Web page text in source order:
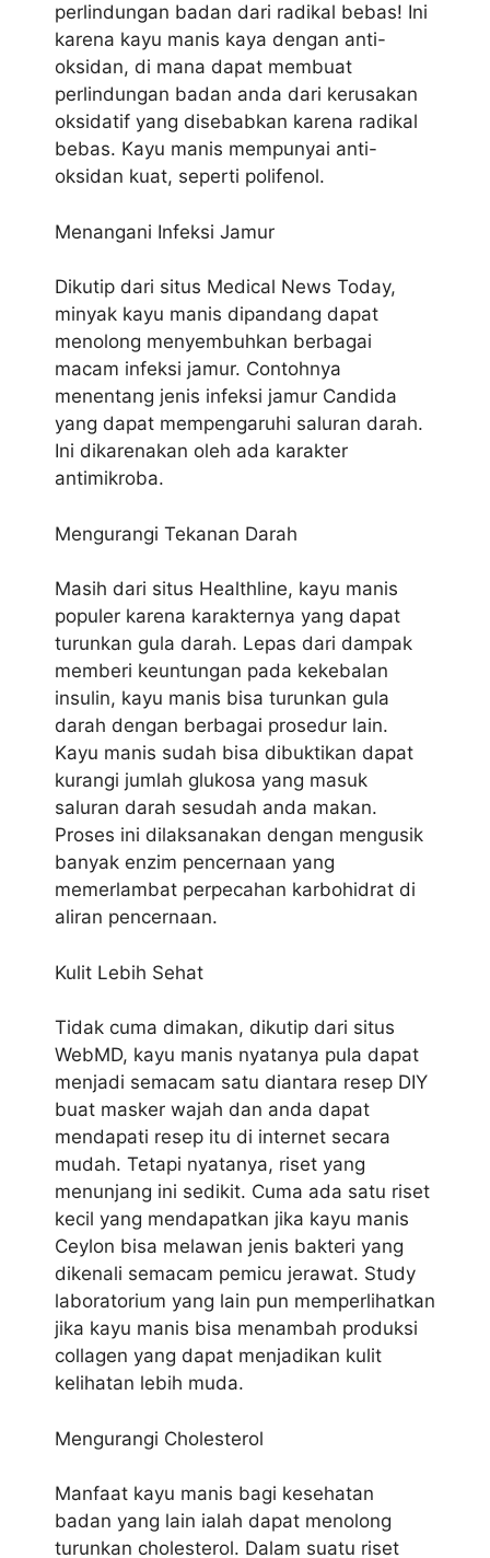
perlindungan badan dari radikal bebas! Ini
karena kayu manis kaya dengan anti-
oksidan, di mana dapat membuat
perlindungan badan anda dari kerusakan
oksidatif yang disebabkan karena radikal
bebas. Kayu manis mempunyai anti-
oksidan kuat, seperti polifenol.
Menangani Infeksi Jamur
Dikutip dari situs Medical News Today,
minyak kayu manis dipandang dapat
menolong menyembuhkan berbagai
macam infeksi jamur. Contohnya
menentang jenis infeksi jamur Candida
yang dapat mempengaruhi saluran darah.
Ini dikarenakan oleh ada karakter
antimikroba.
Mengurangi Tekanan Darah
Masih dari situs Healthline, kayu manis
populer karena karakternya yang dapat
turunkan gula darah. Lepas dari dampak
memberi keuntungan pada kekebalan
insulin, kayu manis bisa turunkan gula
darah dengan berbagai prosedur lain.
Kayu manis sudah bisa dibuktikan dapat
kurangi jumlah glukosa yang masuk
saluran darah sesudah anda makan.
Proses ini dilaksanakan dengan mengusik
banyak enzim pencernaan yang
memerlambat perpecahan karbohidrat di
aliran pencernaan.
Kulit Lebih Sehat
Tidak cuma dimakan, dikutip dari situs
WebMD, kayu manis nyatanya pula dapat
menjadi semacam satu diantara resep DIY
buat masker wajah dan anda dapat
mendapati resep itu di internet secara
mudah. Tetapi nyatanya, riset yang
menunjang ini sedikit. Cuma ada satu riset
kecil yang mendapatkan jika kayu manis
Ceylon bisa melawan jenis bakteri yang
dikenali semacam pemicu jerawat. Study
laboratorium yang lain pun memperlihatkan
jika kayu manis bisa menambah produksi
collagen yang dapat menjadikan kulit
kelihatan lebih muda.
Mengurangi Cholesterol
Manfaat kayu manis bagi kesehatan
badan yang lain ialah dapat menolong
turunkan cholesterol. Dalam suatu riset